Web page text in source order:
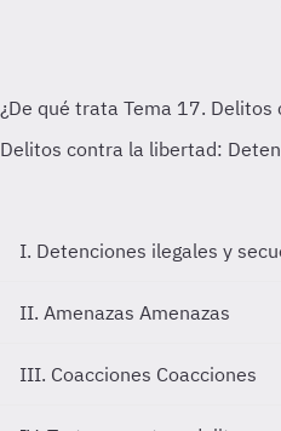
I. Detenciones ilegales y
II. Amenazas Amenazas
III. Coacciones Coacciones